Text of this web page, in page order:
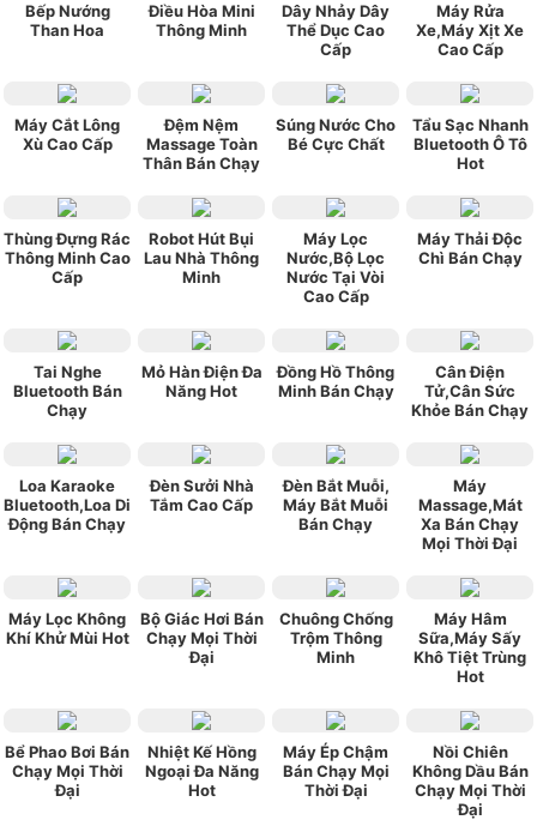
Bếp Nướng
Than Hoa
Điều Hòa Mini
Thông Minh
Dây Nhảy Dây
Thể Dục Cao
Cấp
Máy Rửa
Xe,Máy Xịt Xe
Cao Cấp
Máy Cắt Lông
Xù Cao Cấp
Đệm Nệm
Massage Toàn
Thân Bán Chạy
Súng Nước Cho
Bé Cực Chất
Tẩu Sạc Nhanh
Bluetooth Ô Tô
Hot
Thùng Đựng Rác
Thông Minh Cao
Cấp
Robot Hút Bụi
Lau Nhà Thông
Minh
Máy Lọc
Nước,Bộ Lọc
Nước Tại Vòi
Cao Cấp
Máy Thải Độc
Chì Bán Chạy
Tai Nghe
Bluetooth Bán
Chạy
Mỏ Hàn Điện Đa
Năng Hot
Đồng Hồ Thông
Minh Bán Chạy
Cân Điện
Tử,Cân Sức
Khỏe Bán Chạy
Loa Karaoke
Bluetooth,Loa Di
Động Bán Chạy
Đèn Sưởi Nhà
Tắm Cao Cấp
Đèn Bắt Muỗi,
Máy Bắt Muỗi
Bán Chạy
Máy
Massage,Mát
Xa Bán Chạy
Mọi Thời Đại
Máy Lọc Không
Khí Khử Mùi Hot
Bộ Giác Hơi Bán
Chạy Mọi Thời
Đại
Chuông Chống
Trộm Thông
Minh
Máy Hâm
Sữa,Máy Sấy
Khô Tiệt Trùng
Hot
Bể Phao Bơi Bán
Chạy Mọi Thời
Đại
Nhiệt Kế Hồng
Ngoại Đa Năng
Hot
Máy Ép Chậm
Bán Chạy Mọi
Thời Đại
Nồi Chiên
Không Dầu Bán
Chạy Mọi Thời
Đại